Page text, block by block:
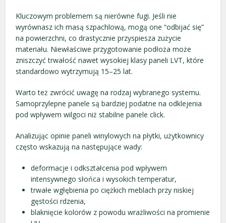
Kluczowym problemem są nierówne fugi. Jeśli nie
wyrównasz ich masą szpachlową, mogą one “odbijać się”
na powierzchni, co drastycznie przyspiesza zużycie
materiału. Niewłaściwe przygotowanie podłoża może
zniszczyć trwałość nawet wysokiej klasy paneli LVT, które
standardowo wytrzymują 15–25 lat.
Warto też zwrócić uwagę na rodzaj wybranego systemu.
Samoprzylepne panele są bardziej podatne na odklejenia
pod wpływem wilgoci niż stabilne panele click.
Analizując opinie paneli winylowych na płytki, użytkownicy
często wskazują na następujące wady:
deformacje i odkształcenia pod wpływem
intensywnego słońca i wysokich temperatur,
trwałe wgłębienia po ciężkich meblach przy niskiej
gęstości rdzenia,
blaknięcie kolorów z powodu wrażliwości na promienie